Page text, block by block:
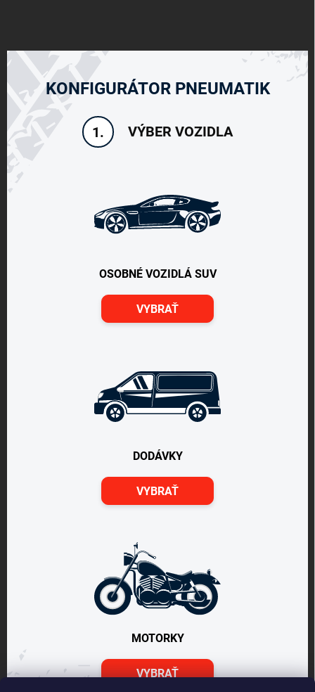
KONFIGURÁTOR PNEUMATIK
1. VÝBER VOZIDLA
OSOBNÉ VOZIDLÁ SUV
VYBRAŤ
DODÁVKY
VYBRAŤ
MOTORKY
VYBRAŤ